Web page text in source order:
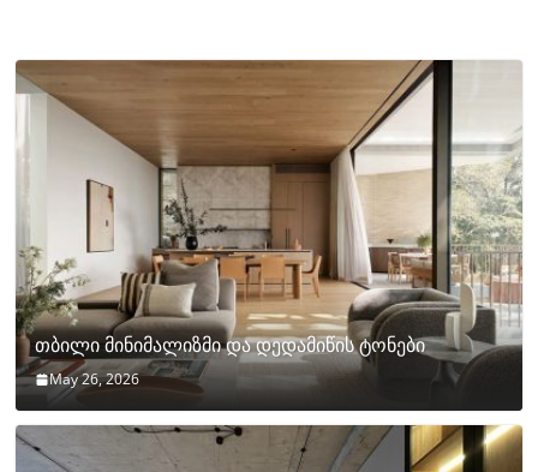
თბილი მინიმალიზმი და დედამიწის ტონები
May 26, 2026